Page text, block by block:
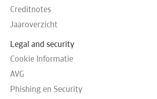
Creditnotes
Jaaroverzicht
Legal and security
Cookie Informatie
AVG
Phishing en Security